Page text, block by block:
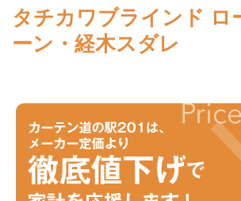
タチカワブラインド ロ
ーン・経木スダレ